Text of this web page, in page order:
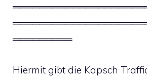
═════════
Hiermit gibt die Kapsch